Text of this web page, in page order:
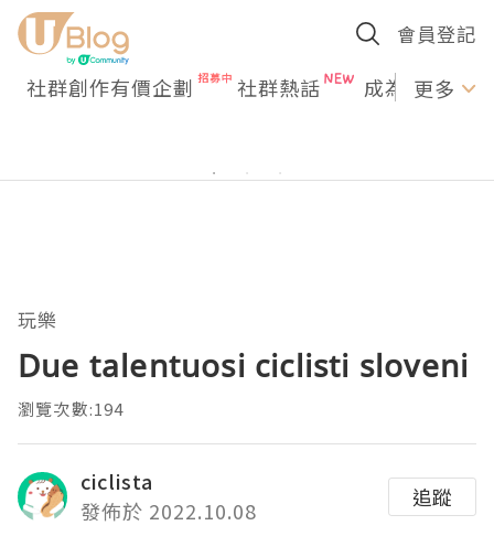
會員登記
社群創作有價企劃 社群熱話 成為U更多
玩樂
Due talentuosi ciclisti sloveni
瀏覽次數:194
ciclista
發佈於 2022.10.08
追蹤